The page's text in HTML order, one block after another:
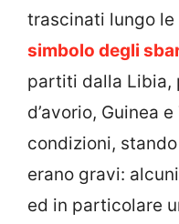
trascinati lungo le
simbolo degli
partiti dalla Libia,
d’avorio, Guinea
condizioni,
erano gravi:
ed in particolare